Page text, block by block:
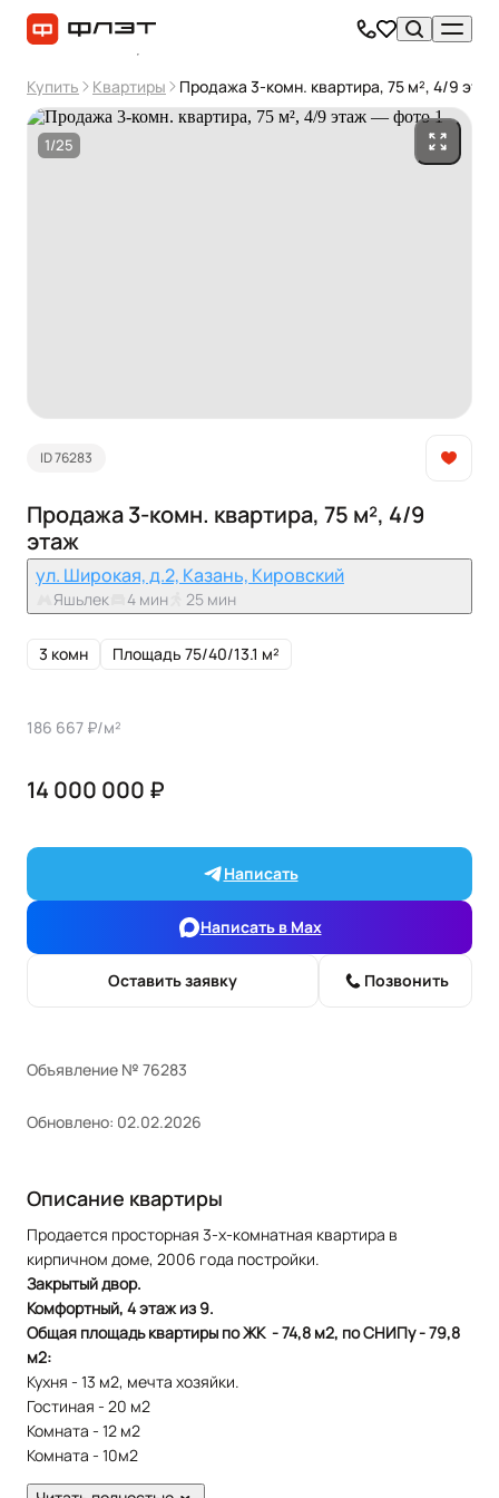
Купить Квартиры Продажа 3-комн. квартира, 75 м², 4/9 этаж
1/25
ID 76283
Продажа 3-комн. квартира, 75 м², 4/9
этаж
ул. Широкая, д.2, Казань, Кировский
Яшьлек 4 мин 25 мин
3 комн Площадь 75/40/13.1 м²
186 667 ₽/м²
14 000 000 ₽
Написать
Написать в Max
Оставить заявку Позвонить
Объявление № 76283
Обновлено: 02.02.2026
Описание квартиры
Продается просторная 3-х-комнатная квартира в
кирпичном доме, 2006 года постройки.
Закрытый двор.
Комфортный, 4 этаж из 9.
Общая площадь квартиры по ЖК - 74,8 м2, по СНИПу - 79,8
м2:
Кухня - 13 м2, мечта хозяйки.
Гостиная - 20 м2
Комната - 12 м2
Комната - 10м2
Ванная комната - 6 м2